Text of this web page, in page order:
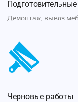
Демонтаж, вывоз
Черновые работы